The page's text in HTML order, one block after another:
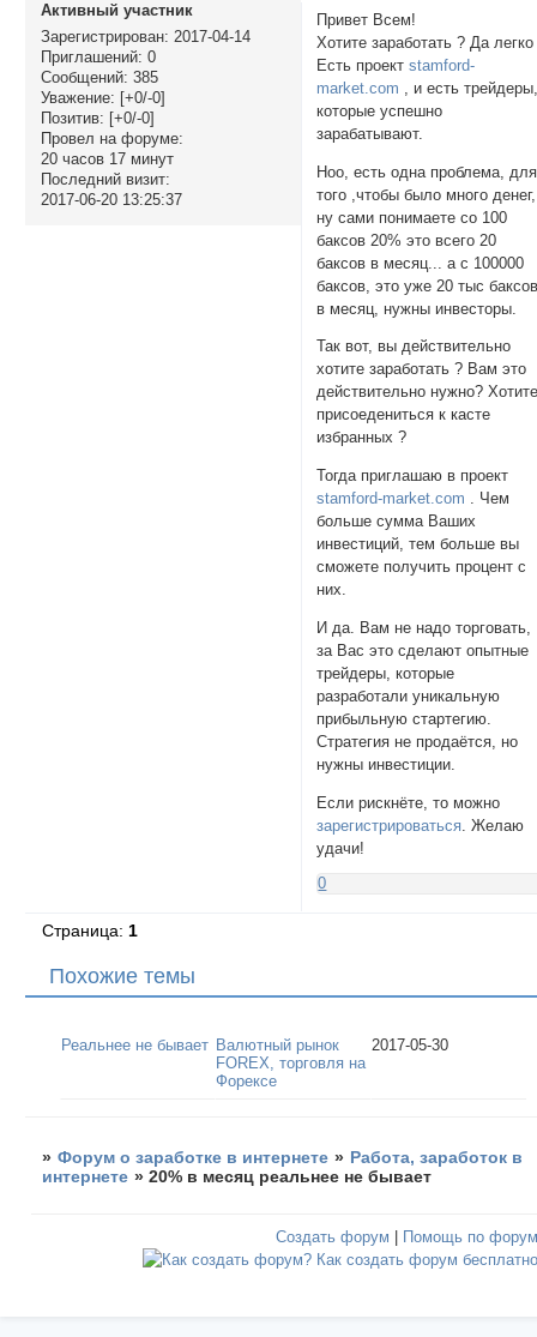
Активный участник
Зарегистрирован: 2017-04-14
Приглашений: 0
Сообщений: 385
Уважение: [+0/-0]
Позитив: [+0/-0]
Провел на форуме:
20 часов 17 минут
Последний визит:
2017-06-20 13:25:37
Привет Всем!
Хотите заработать ? Да
Есть проектstamford-
market.com , и есть
которые успешно
зарабатывают.
Ноо, есть одна проблема, для
того ,чтобы было много денег,
ну сами понимаете со 100
баксов 20% это всего 20
баксов в месяц... а с 100000
баксов, это уже 20 тыс
в месяц, нужны инвесторы.
Так вот, вы действительно
хотите заработать ? Вам это
действительно нужно?
присоедениться к касте
избранных ?
Тогда приглашаю в проект
stamford-market.com . Чем
больше сумма Ваших
инвестиций, тем больше вы
сможете получить процент с
них.
И да. Вам не надо торговать,
за Вас это сделают опытные
трейдеры, которые
разработали уникальную
прибыльную стартегию.
Стратегия не продаётся, но
нужны инвестиции.
Если рискнёте, то можно
зарегистрироваться . Желаю
удачи!
0
Страница: 1
Похожие темы
Реальнее не бывает Валютный рынок
FOREX, торговля на
Форексе
2017-05-30
» Форум о заработке в интернете » Работа, заработок в
интернете »20% в месяц реальнее не бывает
Создать форум Помощь по